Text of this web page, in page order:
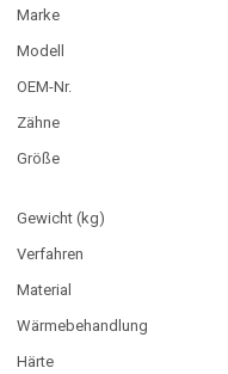
Marke
Modell
OEM-Nr.
Zähne
Größe
Gewicht (kg)
Verfahren
Material
Wärmebehandlung
Härte